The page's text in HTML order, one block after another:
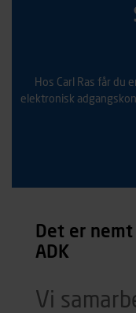
Hos Carl Ras får du
elektronisk
Det er
ADK
Vi